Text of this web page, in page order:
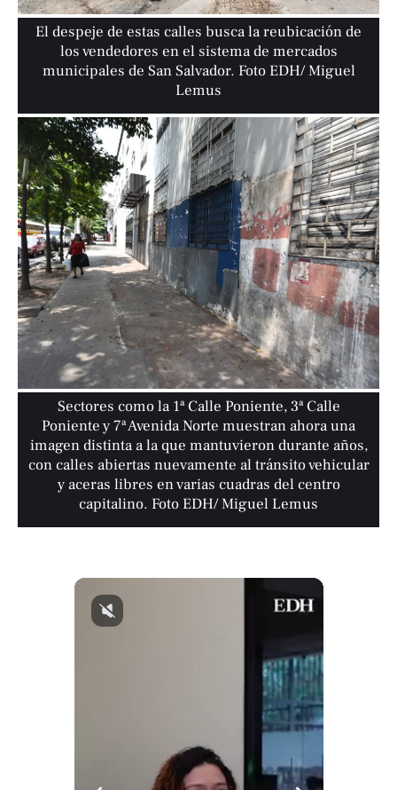
El despeje de estas calles busca la reubicación de
los vendedores en el sistema de mercados
municipales de San Salvador. Foto EDH/ Miguel
Lemus
Sectores como la 1ª Calle Poniente, 3ª Calle
Poniente y 7ª Avenida Norte muestran ahora una
imagen distinta a la que mantuvieron durante años,
con calles abiertas nuevamente al tránsito vehicular
y aceras libres en varias cuadras del centro
capitalino. Foto EDH/ Miguel Lemus